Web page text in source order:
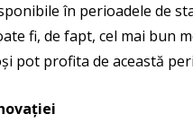
în perioadele de
fi, de fapt, cel mai bun
pot profita de această